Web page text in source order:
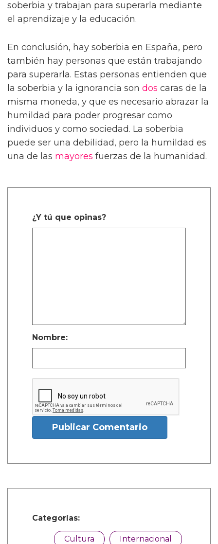
soberbia y trabajan para superarla mediante
el aprendizaje y la educación.
En conclusión, hay soberbia en España, pero
también hay personas que están trabajando
para superarla. Estas personas entienden que
la soberbia y la ignorancia son dos caras de la
misma moneda, y que es necesario abrazar la
humildad para poder progresar como
individuos y como sociedad. La soberbia
puede ser una debilidad, pero la humildad es
una de las mayores fuerzas de la humanidad.
¿Y tú que opinas?
Nombre:
Publicar Comentario
Categorías:
Cultura Internacional